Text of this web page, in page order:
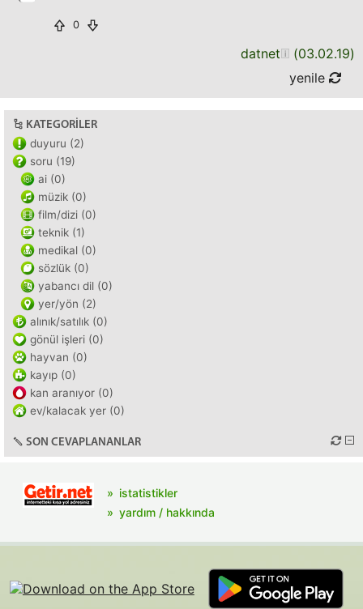
0
datnet (03.02.19)
yenile
KATEGORILER
duyuru (2)
soru (19)
ai (0)
müzik (0)
film/dizi (0)
teknik (1)
medikal (0)
sözlük (0)
yabancı dil (0)
yer/yön (2)
alınık/satılık (0)
gönül işleri (0)
hayvan (0)
kayıp (0)
kan aranıyor (0)
ev/kalacak yer (0)
SON CEVAPLANANLAR
istatistikler
yardım / hakkında